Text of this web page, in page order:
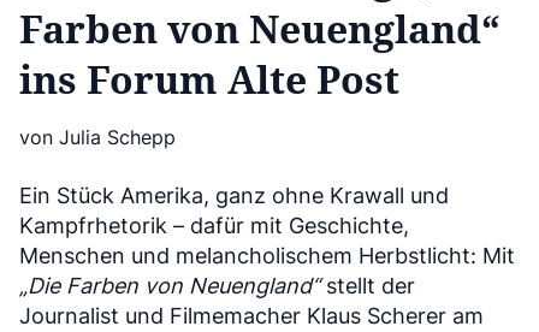
Farben von Neuengland“
ins Forum Alte Post
von Julia Schepp
Ein Stück Amerika, ganz ohne Krawall und
Kampfrhetorik – dafür mit Geschichte,
Menschen und melancholischem Herbstlicht: Mit
„Die Farben von Neuengland“stellt der
Journalist und Filmemacher Klaus Scherer am